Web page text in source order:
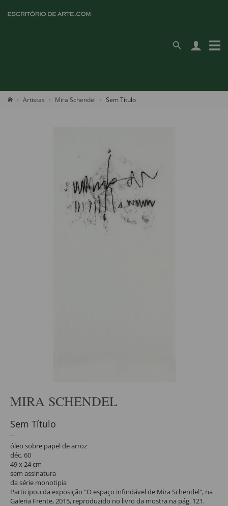
Artistas Mira Schendel Sem Título
MIRA SCHENDEL
Sem Título
óleo sobre papel de arroz
déc. 60
49 x 24 cm
sem assinatura
da série monotipia
Participou da exposição "O espaço infindável de Mira Schendel", na
Galeria Frente, 2015, reproduzido no livro da mostra na pág. 121.